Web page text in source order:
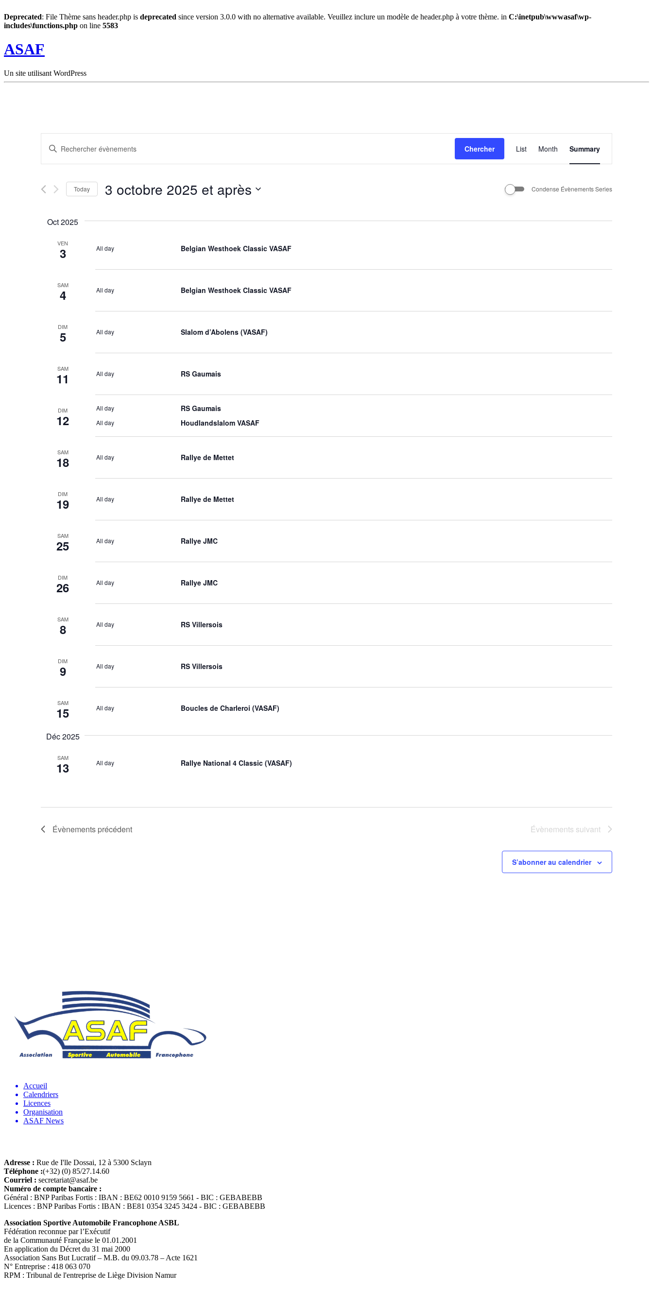
Deprecated: File Thème sans header.php is deprecated since version 3.0.0 with no alternative available. Veuillez inclure un modèle de header.php à votre thème. in C:\inetpub\wwwasaf\wp-
includes\functions.php on line 5583
ASAF
Un site utilisant WordPress
et
navigation
vues
Saisir
mot-
par
mot-
Chercher List Month Summary
Today 3 octobre 2025 et après
date
Condense Évènements Series
Oct 2025
VEN
3 All day Belgian Westhoek Classic VASAF
SAM
4 All day Belgian Westhoek Classic VASAF
DIM
5 All day Slalom d’Abolens (VASAF)
SAM
11 All day RS Gaumais
DIM
12
All day RS Gaumais
All day Houdlandslalom VASAF
SAM
18 All day Rallye de Mettet
DIM
19 All day Rallye de Mettet
SAM
25 All day Rallye JMC
DIM
26 All day Rallye JMC
SAM
8 All day RS Villersois
DIM
9 All day RS Villersois
SAM
15 All day Boucles de Charleroi (VASAF)
Déc 2025
SAM
13 All day Rallye National 4 Classic (VASAF)
Évènements précédent Évènements suivant
S’abonner au calendrier
Accueil
Calendriers
Licences
Organisation
ASAF News
Adresse : Rue de I'lle Dossai, 12 à 5300 Sclayn
Téléphone :(+32) (0) 85/27.14.60
Courriel : secretariat@asaf.be
Numéro de compte bancaire :
Général : BNP Paribas Fortis : IBAN : BE62 0010 9159 5661 - BIC : GEBABEBB
Licences : BNP Paribas Fortis : IBAN : BE81 0354 3245 3424 - BIC : GEBABEBB
Association Sportive Automobile Francophone ASBL
Fédération reconnue par l’Exécutif
de la Communauté Française le 01.01.2001
En application du Décret du 31 mai 2000
Association Sans But Lucratif – M.B. du 09.03.78 – Acte 1621
N° Entreprise : 418 063 070
RPM : Tribunal de l'entreprise de Liège Division Namur